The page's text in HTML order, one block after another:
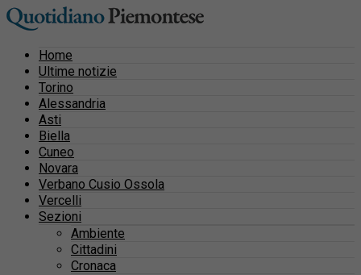
Home
Ultime notizie
Torino
Alessandria
Asti
Biella
Cuneo
Novara
Verbano Cusio Ossola
Vercelli
Sezioni
Ambiente
Cittadini
Cronaca